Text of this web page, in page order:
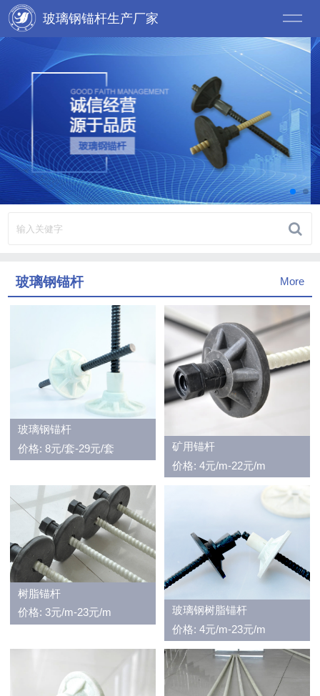
玻璃钢锚杆生产厂家
玻璃钢锚杆 More
玻璃钢锚杆
价格: 8元/套-29元/套
矿用锚杆
价格: 4元/m-22元/m
树脂锚杆
价格: 3元/m-23元/m
玻璃钢树脂锚杆
价格: 4元/m-23元/m